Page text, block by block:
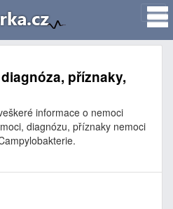
příznaky,
informace o nemoci
diagnózu, příznaky nemoci